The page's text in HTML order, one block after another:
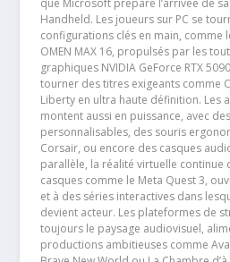
Handheld. Les joueurs sur PC se
configurations clés en main, comme
OMEN MAX 16, propulsés par les
graphiques NVIDIA GeForce RTX
tourner des titres exigeants comme
Liberty en ultra haute définition. Les
montent aussi en puissance, avec
personnalisables, des souris
Corsair, ou encore des casques
parallèle, la réalité virtuelle continue
casques comme le Meta Quest 3,
et à des séries interactives dans
devient acteur. Les plateformes de
toujours le paysage audiovisuel,
productions ambitieuses comme